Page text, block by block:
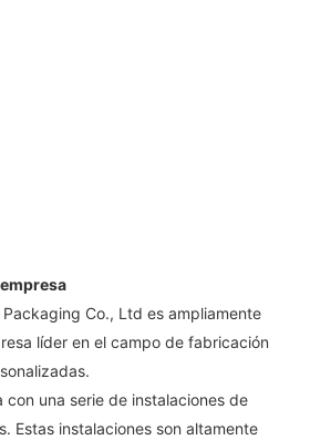
Packaging Co., Ltd es ampliamente
líder en el campo de fabricación
una serie de instalaciones de
Estas instalaciones son altamente